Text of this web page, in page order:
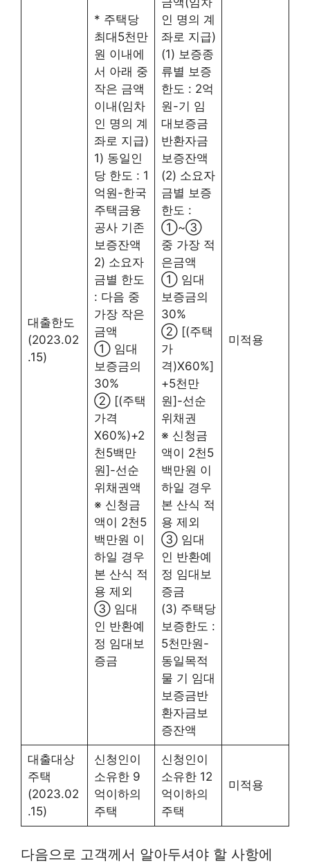
대출한도
(2023.02
.15)
* 주택당
최대5천만
원 이내에
서 아래 중
작은 금액
이내(임차
인 명의 계
좌로 지급)
1) 동일인
당 한도 : 1
억원-한국
주택금융
공사 기존
보증잔액
2) 소요자
금별 한도
: 다음 중
가장 작은
금액
① 임대
보증금의
30%
② [(주택
가격
X60%)+2
천5백만
원]-선순
위채권액
※ 신청금
액이 2천5
백만원 이
하일 경우
본 산식 적
용 제외
③ 임대
인 반환예
정 임대보
증금
인 명의 계
좌로 지급)
(1) 보증종
류별 보증
한도 : 2억
원-기 임
대보증금
반환자금
보증잔액
(2) 소요자
금별 보증
한도 :
①~③
중 가장 적
은금액
① 임대
보증금의
30%
② [(주택
가
격)X60%]
+5천만
원]-선순
위채권
※ 신청금
액이 2천5
백만원 이
하일 경우
본 산식 적
용 제외
③ 임대
인 반환예
정 임대보
증금
(3) 주택당
보증한도 :
5천만원-
동일목적
물 기 임대
보증금반
환자금보
증잔액
미적용
대출대상
주택
(2023.02
.15)
신청인이
소유한 9
억이하의
주택
신청인이
소유한 12
억이하의
주택
미적용
다음으로 고객께서 알아두셔야 할 사항에